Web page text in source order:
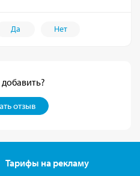
Да Нет
добавить?
отзыв
Тарифы на рекламу